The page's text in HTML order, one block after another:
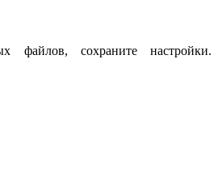
сохраните настройки.